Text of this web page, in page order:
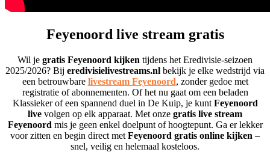
Feyenoord live stream gratis
Wil je gratis Feyenoord kijken tijdens het Eredivisie-seizoen
2025/2026? Bij eredivisielivestreams.nl bekijk je elke wedstrijd via
een betrouwbare livestream Feyenoord, zonder gedoe met
registratie of abonnementen. Of het nu gaat om een beladen
Klassieker of een spannend duel in De Kuip, je kunt Feyenoord
live volgen op elk apparaat. Met onze gratis live stream
Feyenoord mis je geen enkel doelpunt of hoogtepunt. Ga er lekker
voor zitten en begin direct met Feyenoord gratis online kijken –
snel, veilig en helemaal kosteloos.